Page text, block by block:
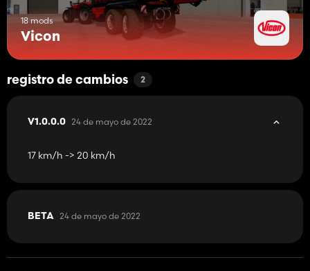
18 mods
Vicon
registro de cambios 2
V1.0.0.0 24 de mayo de 2022
17 km/h -> 20 km/h
BETA 24 de mayo de 2022